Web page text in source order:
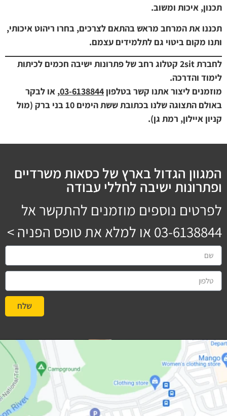
תכנון, איכות ומשוב.
תכננו את המרחב מראש בהתאם לצרכים, בחרו ריהוט איכותי,
ותנו מקום ביטוי גם לתלמידים עצמם.
לחברת 2sit קטלוג רחב של פתרונות ישיבה חכמים לכיתות
לימוד והדרכה.
מוזמנים ליצור אתנו קשר בטלפון 03-6138844, או לבקר
באולם התצוגה שלנו בכתובת ששת הימים 10 בני ברק (מול
קניון איילון, רמת גן).
המגוון הגדול בארץ של כסאות משרדיים
ופתרונות ישיבה לחללי עבודה
לפרטים נוספים מוזמנים להתקשר אל
03-6138844 או למלא את טופס הפניה >
שלח